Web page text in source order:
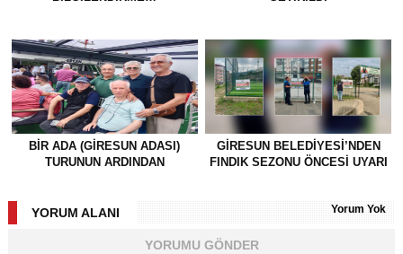
BİR ADA (GİRESUN ADASI)
TURUNUN ARDINDAN
GİRESUN BELEDİYESİ’NDEN
FINDIK SEZONU ÖNCESİ UYARI
YORUM ALANI Yorum Yok
YORUMU GÖNDER